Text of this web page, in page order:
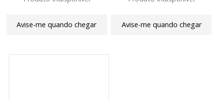
Avise-me quando chegar Avise-me quando chegar